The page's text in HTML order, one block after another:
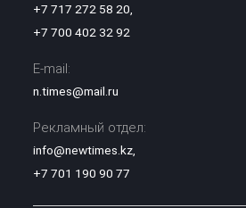
+7 717 272 58 20,
+7 700 402 32 92
E-mail:
n.times@mail.ru
Рекламный отдел:
info@newtimes.kz,
+7 701 190 90 77